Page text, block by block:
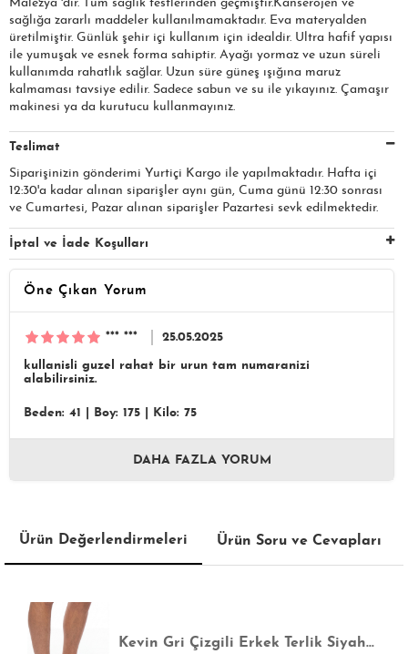
Malezya 'dır. Tüm sağlık testlerinden geçmiştir.Kanserojen ve
sağlığa zararlı maddeler kullanılmamaktadır. Eva materyalden
üretilmiştir. Günlük şehir içi kullanım için idealdir. Ultra hafif yapısı
ile yumuşak ve esnek forma sahiptir. Ayağı yormaz ve uzun süreli
kullanımda rahatlık sağlar. Uzun süre güneş ışığına maruz
kalmaması tavsiye edilir. Sadece sabun ve su ile yıkayınız. Çamaşır
makinesi ya da kurutucu kullanmayınız.
Teslimat
Siparişinizin gönderimi Yurtiçi Kargo ile yapılmaktadır. Hafta içi
12:30'a kadar alınan siparişler aynı gün, Cuma günü 12:30 sonrası
ve Cumartesi, Pazar alınan siparişler Pazartesi sevk edilmektedir.
İptal ve İade Koşulları
Öne Çıkan Yorum
*** *** 25.05.2025
kullanisli guzel rahat bir urun tam numaranizi
alabilirsiniz.
Beden: 41 Boy: 175 Kilo: 75
DAHA FAZLA YORUM
Ürün Değerlendirmeleri Ürün Soru ve Cevapları
Kevin Gri Çizgili Erkek Terlik Siyah 40/45